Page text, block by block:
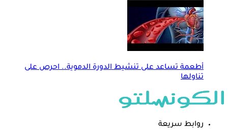
أطعمة تساعد على تنشيط الدورة الدموية.. احرص على
تناولها
روابط سريعة